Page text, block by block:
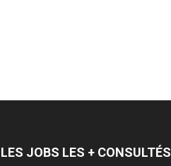
LES JOBS LES + CONSULTÉS